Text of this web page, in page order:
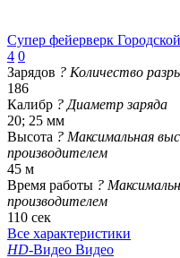
Супер фейерверк
4 0
Зарядов ? Количество
186
Калибр ? Диаметр заряда
20; 25 мм
Высота ? Максимальная
производителем
45 м
Время работы ?
производителем
110 сек
Все характеристики
HD-Видео Видео